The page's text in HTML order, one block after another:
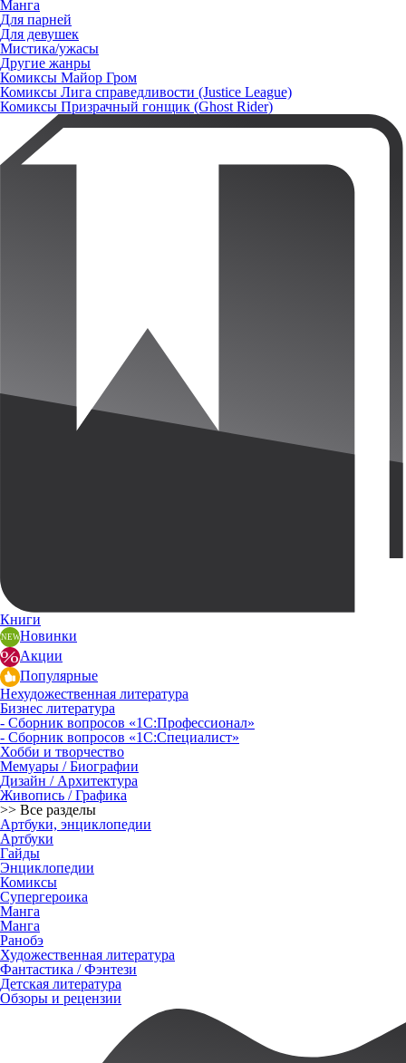
Манга
Для парней
Для девушек
Мистика/ужасы
Другие жанры
Комиксы Майор Гром
Комиксы Лига справедливости (Justice League)
Комиксы Призрачный гонщик (Ghost Rider)
Книги
Новинки
Акции
Популярные
Нехудожественная литература
Бизнес литература
- Сборник вопросов «1С:Профессионал»
- Сборник вопросов «1С:Специалист»
Хобби и творчество
Мемуары / Биографии
Дизайн / Архитектура
Живопись / Графика
>> Все разделы
Артбуки, энциклопедии
Артбуки
Гайды
Энциклопедии
Комиксы
Супергероика
Манга
Манга
Ранобэ
Художественная литература
Фантастика / Фэнтези
Детская литература
Обзоры и рецензии